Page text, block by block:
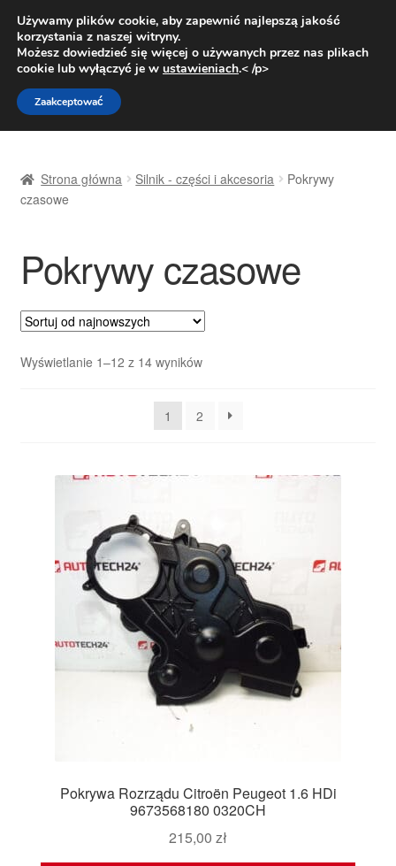
DOSTAWA od 31 zł
Pn.-pt. 9:00-16:00800 003 167
Przejdź
do
nawigacji
Przejdź
do
treści
Dostawa
Kontakt
Moje konto
Polityka prywatności
Procedura reklamacyjna
Skarga
Strona główna Silnik - części i akcesoria
Pokrywy
czasowe
Pokrywy czasowe
Wyświetlanie 1–12 z 14 wynikówPosortowane
1
2
Pokrywa Rozrządu Citroën Peugeot 1.6 HDi
9673568180 0320CH
215,00 zł
Używamy plików cookie, aby zapewnić najlepszą jakość
korzystania z naszej witryny.
Możesz dowiedzieć się więcej o używanych przez nas plikach
cookie lub wyłączyć je w ustawieniach.< /p>
Zaakceptować